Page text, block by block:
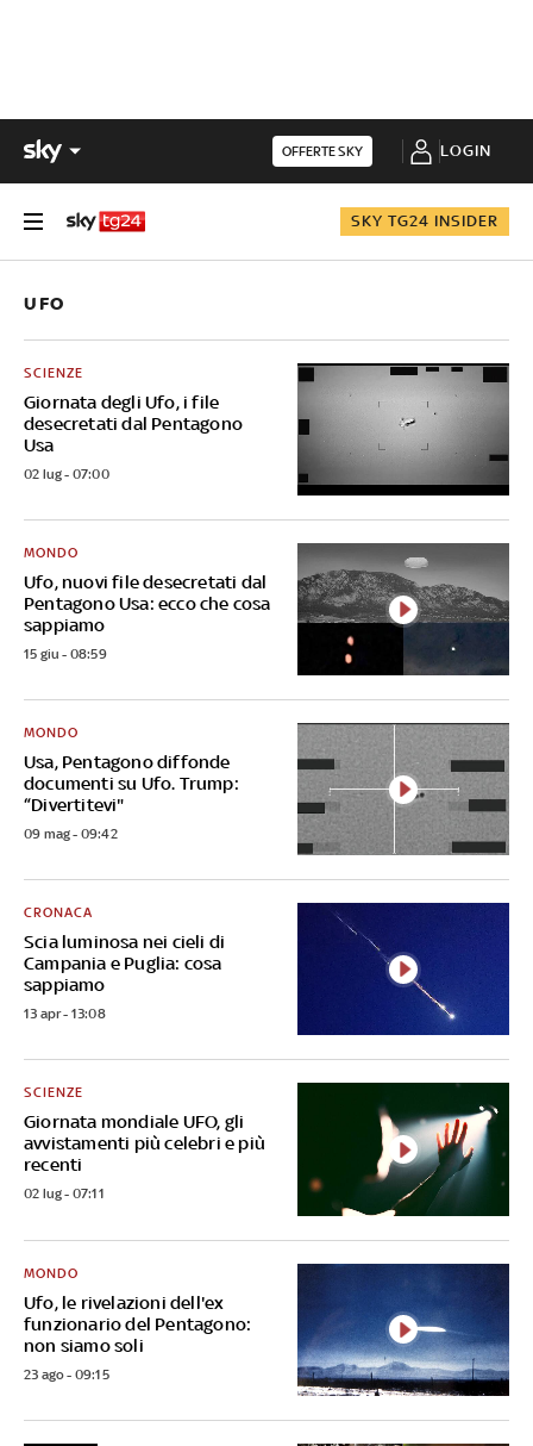
OFFERTE SKY LOGIN
SKY TG24 INSIDER
UFO
Giornata degli Ufo, i file
desecretati dal Pentagono
Usa
SCIENZE
02 lug - 07:00
Ufo, nuovi file desecretati dal
Pentagono Usa: ecco che cosa
sappiamo
MONDO
15 giu - 08:59
Usa, Pentagono diffonde
documenti su Ufo. Trump:
“Divertitevi"
MONDO
09 mag - 09:42
Scia luminosa nei cieli di
Campania e Puglia: cosa
sappiamo
CRONACA
13 apr - 13:08
Giornata mondiale UFO, gli
avvistamenti più celebri e più
recenti
SCIENZE
02 lug - 07:11
Ufo, le rivelazioni dell'ex
funzionario del Pentagono:
non siamo soli
MONDO
23 ago - 09:15